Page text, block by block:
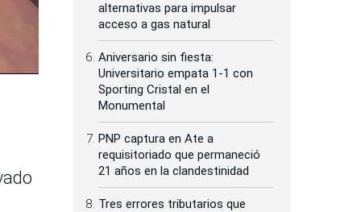
alternativas para impulsar
acceso a gas natural
Aniversario sin fiesta:
Universitario empata 1-1 con
Sporting Cristal en el
Monumental
PNP captura en Ate a
requisitoriado que permaneció
21 años en la clandestinidad
Tres errores tributarios que